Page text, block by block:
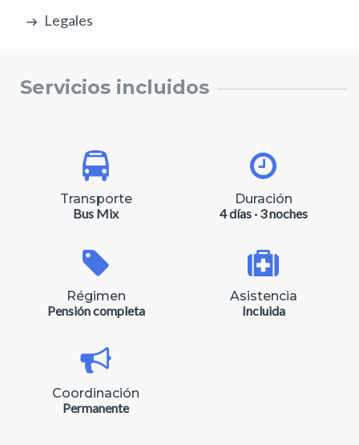
Legales
Servicios incluidos
Transporte
Bus Mix
Duración
4 días · 3 noches
Régimen
Pensión completa
Asistencia
Incluida
Coordinación
Permanente